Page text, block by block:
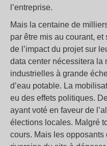
l’entreprise.
Mais la centaine de
par être mis au courant,
de l’impact du projet sur
data center nécessitera la
industrielles à grande
d’eau potable. La
eu des effets politiques.
ayant voté en faveur de
élections locales. Malgré
cours. Mais les